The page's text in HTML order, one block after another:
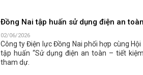
Đồng Nai tập huấn sử dụng điện an
02/06/2026
Công ty Điện lực Đồng Nai phối hợp cùng
tập huấn “Sử dụng điện an toàn – tiết
tham dự.